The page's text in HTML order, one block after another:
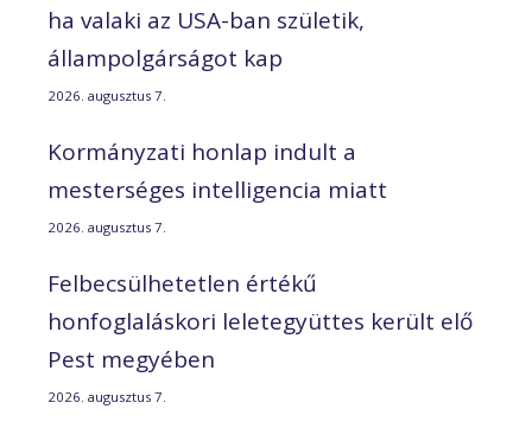
ha valaki az USA-ban születik,
állampolgárságot kap
2026. augusztus 7.
Kormányzati honlap indult a
mesterséges intelligencia miatt
2026. augusztus 7.
Felbecsülhetetlen értékű
honfoglaláskori leletegyüttes került elő
Pest megyében
2026. augusztus 7.